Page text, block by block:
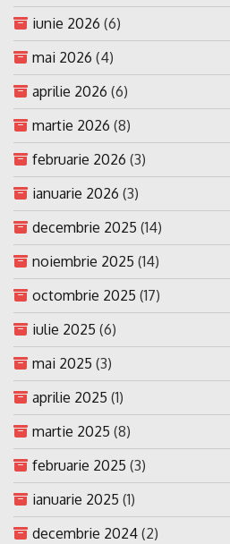
iunie 2026 (6)
mai 2026 (4)
aprilie 2026 (6)
martie 2026 (8)
februarie 2026 (3)
ianuarie 2026 (3)
decembrie 2025 (14)
noiembrie 2025 (14)
octombrie 2025 (17)
iulie 2025 (6)
mai 2025 (3)
aprilie 2025 (1)
martie 2025 (8)
februarie 2025 (3)
ianuarie 2025 (1)
decembrie 2024 (2)